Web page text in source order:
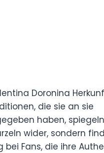
Doronina
die sie an sie
haben,
wider, sondern
bei Fans, die ihre